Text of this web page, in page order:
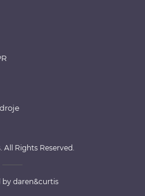
All Rights Reserved.
by daren&curtis